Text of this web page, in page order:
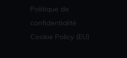
Politique de
confidentialité
Cookie Policy (EU)